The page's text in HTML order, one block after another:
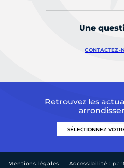
Une
CONTACTEZ-
Retrouvez les
Mentions légales Accessibilité :